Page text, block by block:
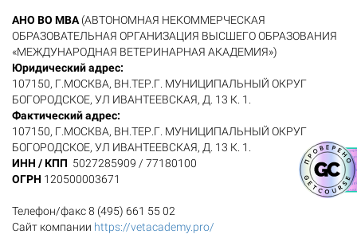
АНО ВО МВА (АВТОНОМНАЯ НЕКОММЕРЧЕСКАЯ
ОБРАЗОВАТЕЛЬНАЯ ОРГАНИЗАЦИЯ ВЫСШЕГО ОБРАЗОВАНИЯ
«МЕЖДУНАРОДНАЯ ВЕТЕРИНАРНАЯ АКАДЕМИЯ»)
Юридический адрес:
107150, Г.МОСКВА, ВН.ТЕР.Г. МУНИЦИПАЛЬНЫЙ ОКРУГ
БОГОРОДСКОЕ, УЛ ИВАНТЕЕВСКАЯ, Д. 13 К. 1.
Фактический адрес:
107150, Г.МОСКВА, ВН.ТЕР.Г. МУНИЦИПАЛЬНЫЙ ОКРУГ
БОГОРОДСКОЕ, УЛ ИВАНТЕЕВСКАЯ, Д. 13 К. 1.
ИНН / КПП 5027285909 / 77180100
ОГРН 120500003671
Телефон/факс 8 (495) 661 55 02
Сайт компании https://vetacademy.pro/